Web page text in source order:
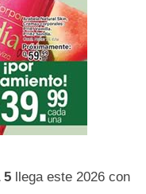
5 llega este 2026 con